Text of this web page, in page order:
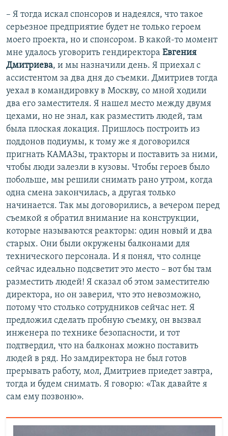
– Я тогда искал спонсоров и надеялся, что такое
серьезное предприятие будет не только героем
моего проекта, но и спонсором. В какой-то момент
мне удалось уговорить гендиректора Евгения
Дмитриева, и мы назначили день. Я приехал с
ассистентом за два дня до съемки. Дмитриев тогда
уехал в командировку в Москву, со мной ходили
два его заместителя. Я нашел место между двумя
цехами, но не знал, как разместить людей, там
была плоская локация. Пришлось построить из
поддонов подиумы, к тому же я договорился
пригнать КАМАЗы, тракторы и поставить за ними,
чтобы люди залезли в кузовы. Чтобы героев было
побольше, мы решили снимать рано утром, когда
одна смена закончилась, а другая только
начинается. Так мы договорились, а вечером перед
съемкой я обратил внимание на конструкции,
которые называются реакторы: один новый и два
старых. Они были окружены балконами для
технического персонала. И я понял, что солнце
сейчас идеально подсветит это место – вот бы там
разместить людей! Я сказал об этом заместителю
директора, но он заверил, что это невозможно,
потому что столько сотрудников сейчас нет. Я
предложил сделать пробную съемку, он вызвал
инженера по технике безопасности, и тот
подтвердил, что на балконах можно поставить
людей в ряд. Но замдиректора не был готов
прерывать работу, мол, Дмитриев приедет завтра,
тогда и будем снимать. Я говорю: «Так давайте я
сам ему позвоню».